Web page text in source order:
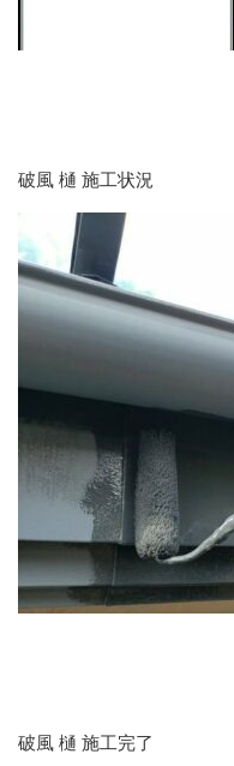
破風 樋 施工状況
破風 樋 施工完了